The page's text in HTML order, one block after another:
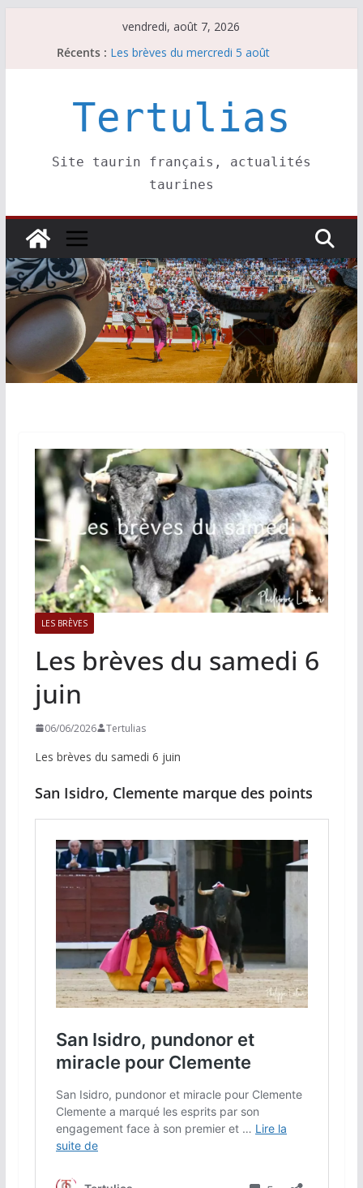
vendredi, août 7, 2026
Récents : Les brèves du mercredi 5 août
Escalafón 2026 – novilleros –
Les brèves du jeudi 6 août
Tertulias
Site taurin français, actualités
taurines
LES BRÈVES
Les brèves du samedi 6
juin
06/06/2026 Tertulias
Les brèves du samedi 6 juin
San Isidro, Clemente marque des points